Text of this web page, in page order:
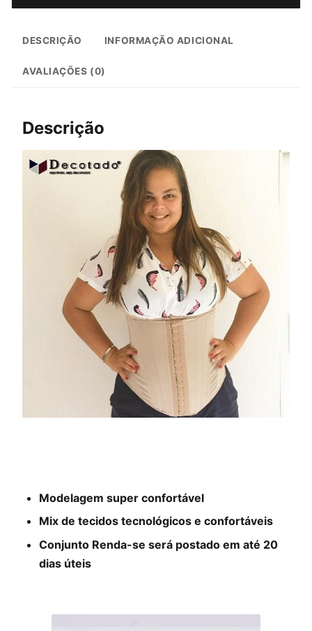
DESCRIÇÃO INFORMAÇÃO ADICIONAL
AVALIAÇÕES (0)
Descrição
Modelagem super confortável
Mix de tecidos tecnológicos e confortáveis
Conjunto Renda-se será postado em até 20
dias úteis